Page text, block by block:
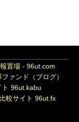
置場 - 96ut.com
ァンド（ブログ）
ト 96ut.kabu
較サイト 96ut.fx